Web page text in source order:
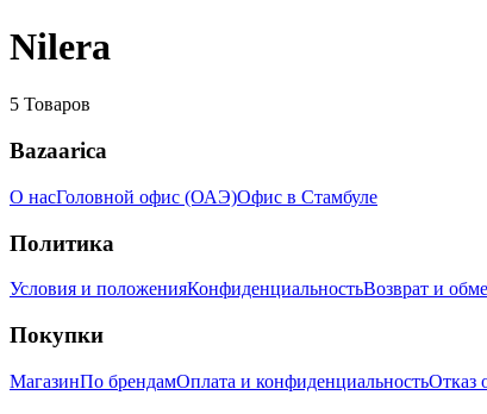
Nilera
5 Товаров
Bazaarica
О насГоловной офис (ОАЭ)Офис в Стамбуле
Политика
Условия и положенияКонфиденциальностьВозврат и
Покупки
МагазинПо брендамОплата и конфиденциальностьОтказ